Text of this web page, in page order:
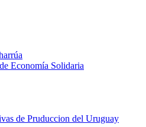
Economía Solidaria
de Pruduccion del Uruguay